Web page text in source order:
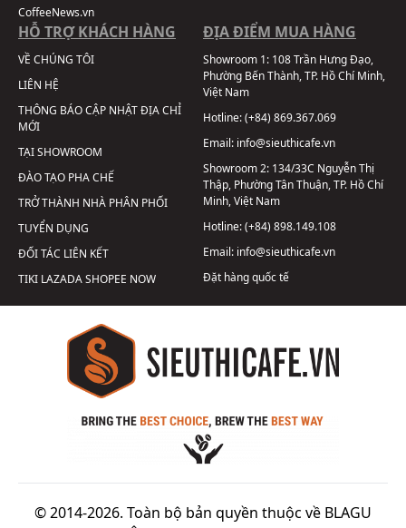
CoffeeNews.vn
HỖ TRỢ KHÁCH HÀNG
VỀ CHÚNG TÔI
LIÊN HỆ
THÔNG BÁO CẬP NHẬT ĐỊA CHỈ
MỚI
TẠI SHOWROOM
ĐÀO TẠO PHA CHẾ
TRỞ THÀNH NHÀ PHÂN PHỐI
TUYỂN DỤNG
ĐỐI TÁC LIÊN KẾT
TIKI LAZADASHOPEE NOW
ĐỊA ĐIỂM MUA HÀNG
Showroom 1: 108 Trần Hưng Đạo,
Phường Bến Thành, TP. Hồ Chí Minh,
Việt Nam
Hotline:(+84) 869.367.069
Email: info@sieuthicafe.vn
Showroom 2: 134/33C Nguyễn Thị
Thập, Phường Tân Thuận, TP. Hồ Chí
Minh, Việt Nam
Hotline:(+84) 898.149.108
Email: info@sieuthicafe.vn
Đặt hàng quốc tế
© 2014-2026. Toàn bộ bản quyền thuộc về BLAGU